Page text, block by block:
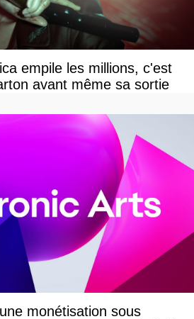
empile les millions, c'est
avant même sa sortie
monétisation sous